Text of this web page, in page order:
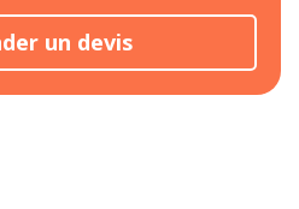
un devis